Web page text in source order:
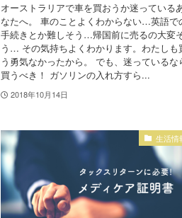
オーストラリアで車を買おうか迷っている
なたへ。 車のことよくわからない…英語で
手続きとか難しそう…帰国前に売るの大変
う… その気持ちよくわかります。わたしも
う勇気なかったから。 でも、迷っているな
買うべき！ ガソリンの入れ方すら...
2018年10月14日
生活情